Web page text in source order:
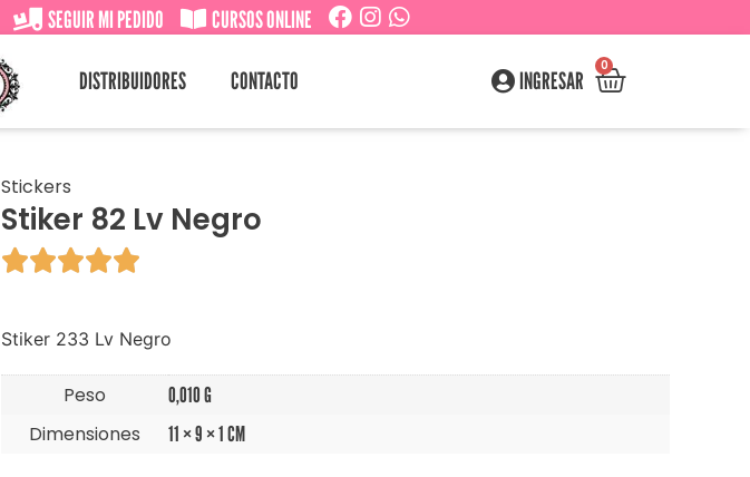
SEGUIR MI PEDIDO CURSOS ONLINE
DISTRIBUIDORES CONTACTO INGRESAR
0
Stickers
Stiker 82 Lv Negro

Stiker 233 Lv Negro
Peso 0,010 G
Dimensiones 11 × 9 × 1 CM